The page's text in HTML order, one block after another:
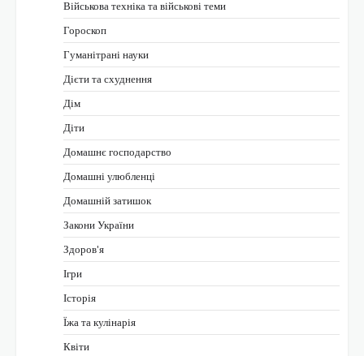
Військова техніка та військові теми
Гороскоп
Гуманітрані науки
Дієти та схуднення
Дім
Діти
Домашнє господарство
Домашні улюбленці
Домашній затишок
Закони України
Здоров'я
Ігри
Історія
Їжа та кулінарія
Квіти